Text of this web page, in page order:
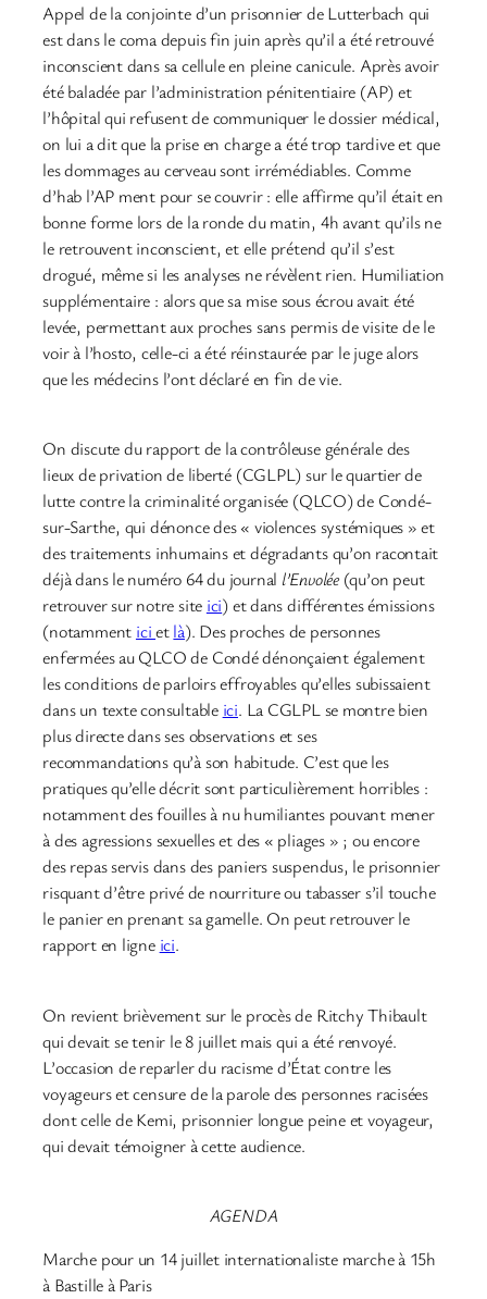
Appel de la conjointe d’un prisonnier de Lutterbach qui
est dans le coma depuis fin juin après qu’il a été retrouvé
inconscient dans sa cellule en pleine canicule. Après avoir
été baladée par l’administration pénitentiaire (AP) et
l’hôpital qui refusent de communiquer le dossier médical,
on lui a dit que la prise en charge a été trop tardive et que
les dommages au cerveau sont irrémédiables. Comme
d’hab l’AP ment pour se couvrir : elle affirme qu’il était en
bonne forme lors de la ronde du matin, 4h avant qu’ils ne
le retrouvent inconscient, et elle prétend qu’il s’est
drogué, même si les analyses ne révèlent rien. Humiliation
supplémentaire : alors que sa mise sous écrou avait été
levée, permettant aux proches sans permis de visite de le
voir à l’hosto, celle-ci a été réinstaurée par le juge alors
que les médecins l’ont déclaré en fin de vie.
On discute du rapport de la contrôleuse générale des
lieux de privation de liberté (CGLPL) sur le quartier de
lutte contre la criminalité organisée (QLCO) de Condé-
sur-Sarthe, qui dénonce des « violences systémiques » et
des traitements inhumains et dégradants qu’on racontait
déjà dans le numéro 64 du journal l’Envolée(qu’on peut
retrouver sur notre site ici) et dans différentes émissions
(notamment icietlà). Des proches de personnes
enfermées au QLCO de Condé dénonçaient également
les conditions de parloirs effroyables qu’elles subissaient
dans un texte consultable ici. La CGLPL se montre bien
plus directe dans ses observations et ses
recommandations qu’à son habitude. C’est que les
pratiques qu’elle décrit sont particulièrement horribles :
notamment des fouilles à nu humiliantes pouvant mener
à des agressions sexuelles et des « pliages » ; ou encore
des repas servis dans des paniers suspendus, le prisonnier
risquant d’être privé de nourriture ou tabasser s’il touche
le panier en prenant sa gamelle. On peut retrouver le
rapport en ligne ici.
On revient brièvement sur le procès de Ritchy Thibault
qui devait se tenir le 8 juillet mais qui a été renvoyé.
L’occasion de reparler du racisme d’État contre les
voyageurs et censure de la parole des personnes racisées
dont celle de Kemi, prisonnier longue peine et voyageur,
qui devait témoigner à cette audience.
AGENDA
Marche pour un 14 juillet internationaliste marche à 15h
à Bastille à Paris